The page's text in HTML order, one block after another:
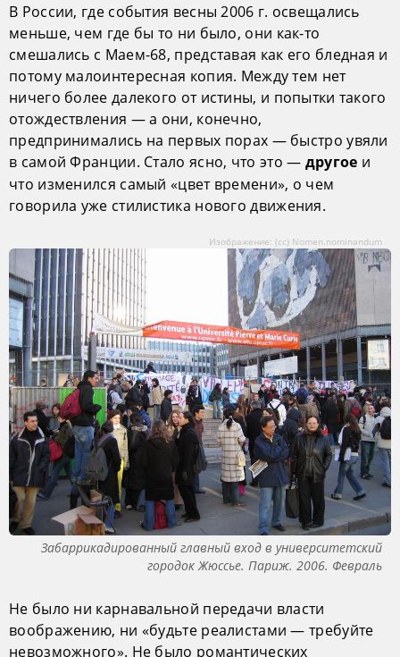
В России, где события весны 2006 г. освещались
меньше, чем где бы то ни было, они как-то
смешались с Маем-68, представая как его бледная и
потому малоинтересная копия. Между тем нет
ничего более далекого от истины, и попытки такого
отождествления — а они, конечно,
предпринимались на первых порах — быстро увяли
в самой Франции. Стало ясно, что это — другое и
что изменился самый «цвет времени», о чем
говорила уже стилистика нового движения.
Изображение: (сс) Nomen.nominandum
Забаррикадированный главный вход в университетский
городок Жюссье. Париж. 2006. Февраль
Не было ни карнавальной передачи власти
воображению, ни «будьте реалистами — требуйте
невозможного». Не было романтических